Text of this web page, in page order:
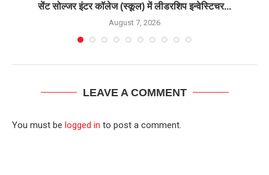
सेंट सोल्जर इंटर कॉलेज (स्कूल) में लीडरशिप इन्वेस्टिचर...
August 7, 2026
LEAVE A COMMENT
You must be logged in to post a comment.